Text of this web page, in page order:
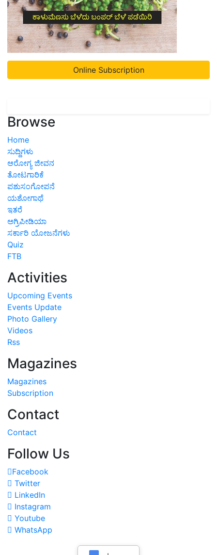
Online Subscription
Browse
Home
ಸುದ್ದಿಗಳು
ಆರೋಗ್ಯ ಜೀವನ
ತೋಟಗಾರಿಕೆ
ಪಶುಸಂಗೋಪನೆ
ಯಶೋಗಾಥೆ
ಇತರೆ
ಅಗ್ರಿಪೀಡಿಯಾ
ಸರ್ಕಾರಿ ಯೋಜನೆಗಳು
Quiz
FTB
Activities
Upcoming Events
Events Update
Photo Gallery
Videos
Rss
Magazines
Magazines
Subscription
Contact
Contact
Follow Us
Facebook
Twitter
LinkedIn
Instagram
Youtube
WhatsApp